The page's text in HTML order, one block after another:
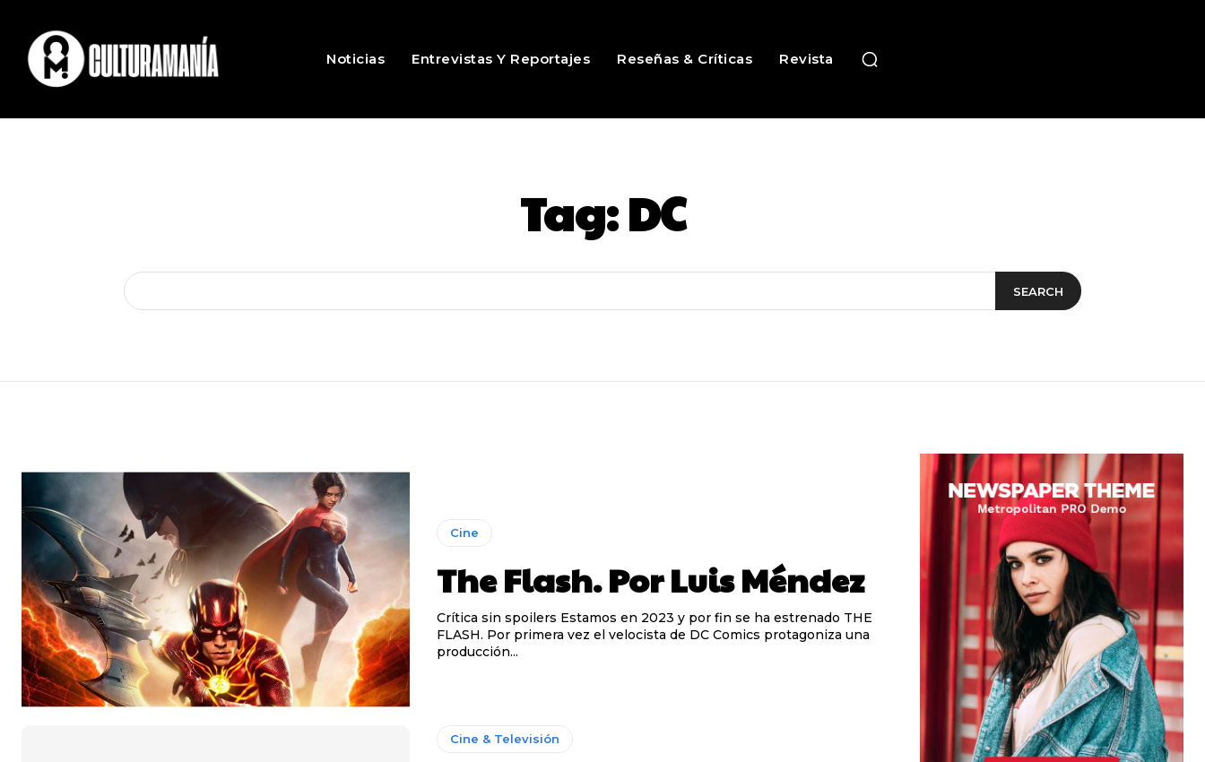
Noticias Entrevistas Y Reportajes Reseñas & Críticas Revista
Tag:DC
SEARCH
Cine
The Flash. Por Luis Méndez
Crítica sin spoilers Estamos en 2023 y por fin se ha estrenado THE
FLASH. Por primera vez el velocista de DC Comics protagoniza una
producción...
Cine & Televisión